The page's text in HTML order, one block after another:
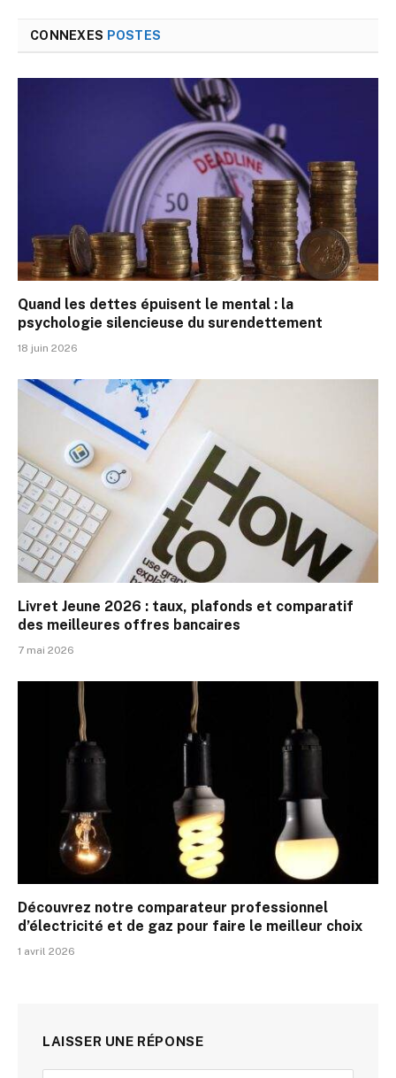
CONNEXES POSTES
Quand les dettes épuisent le mental : la
psychologie silencieuse du surendettement
18 juin 2026
Livret Jeune 2026 : taux, plafonds et comparatif
des meilleures offres bancaires
7 mai 2026
Découvrez notre comparateur professionnel
d’électricité et de gaz pour faire le meilleur choix
1 avril 2026
LAISSER UNE RÉPONSE